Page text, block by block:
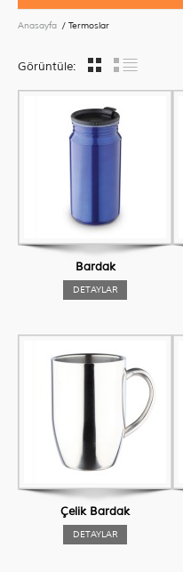
Anasayfa / Termoslar
Görüntüle:
Bardak
DETAYLAR
Çelik Bardak
DETAYLAR